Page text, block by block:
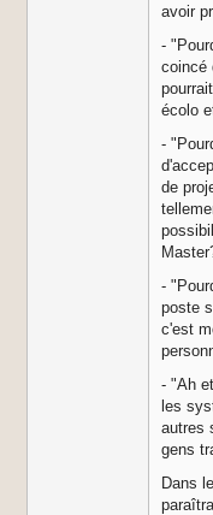
avoir
-
coincé
écolo
-
de
-
poste
c'est
- "Ah
les
autres
gens
Dans